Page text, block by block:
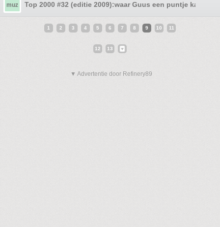
muz Top 2000 #32 (editie 2009):waar Guus een puntje kan
1 2 3 4 5 6 7 8 9 10 11
12 13
▼ Advertentie door Refinery89